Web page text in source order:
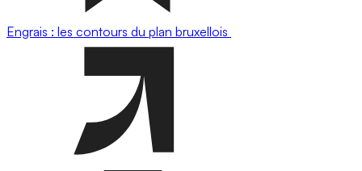
Engrais : les contours du plan bruxellois